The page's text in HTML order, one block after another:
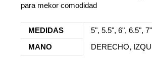
para mekor comodidad
MEDIDAS
5", 5.5", 6", 6.5", 7"
MANO
DERECHO,